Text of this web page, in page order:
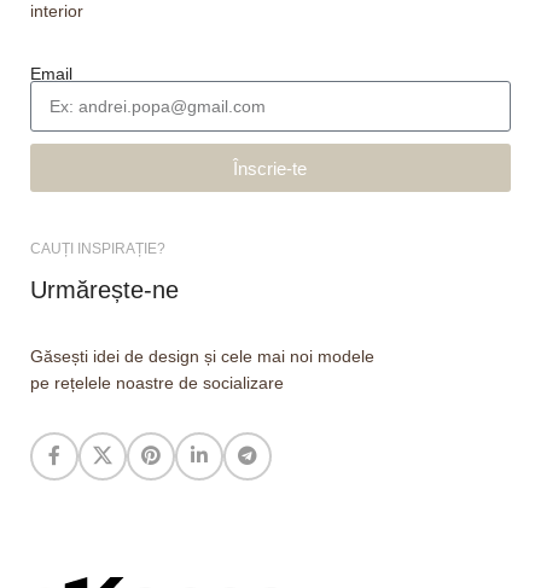
interior
Email
Înscrie-te
CAUȚI INSPIRAȚIE?
Urmărește-ne
Găsești idei de design și cele mai noi modele
pe rețelele noastre de socializare